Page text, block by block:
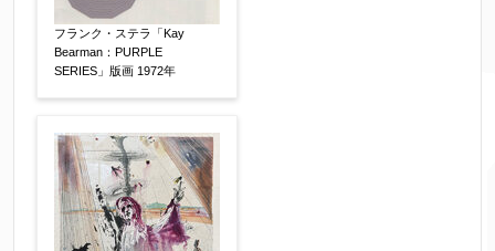
フランク・ステラ「Kay
Bearman：PURPLE
SERIES」版画 1972年